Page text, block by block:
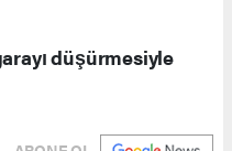
düşürmesiyle